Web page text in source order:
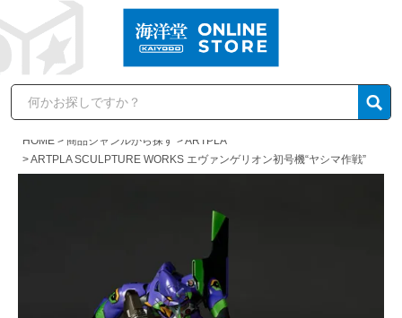
HOME 商品ジャンルから探す
ARTPLA
ARTPLA SCULPTURE WORKS エヴァンゲリオン初号機“ヤシマ作戦”